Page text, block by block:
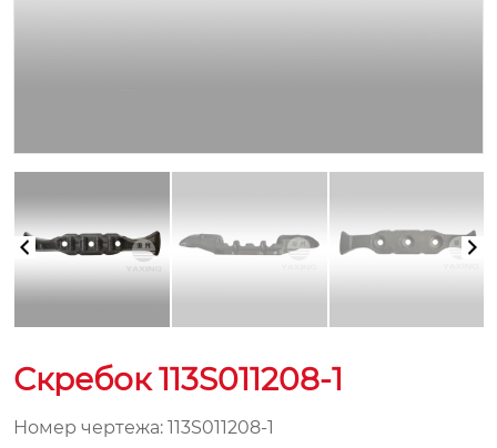
Скребок 113S011208-1
Номер чертежа: 113S011208-1